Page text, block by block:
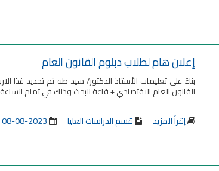
إعلان هام لطلاب دبلوم القانون العام
القانون العام الاقتصادي + قاعة البحث وذلك في تمام الساعة
إقرأ المزيد قسم الدراسات العليا 2023-08-08